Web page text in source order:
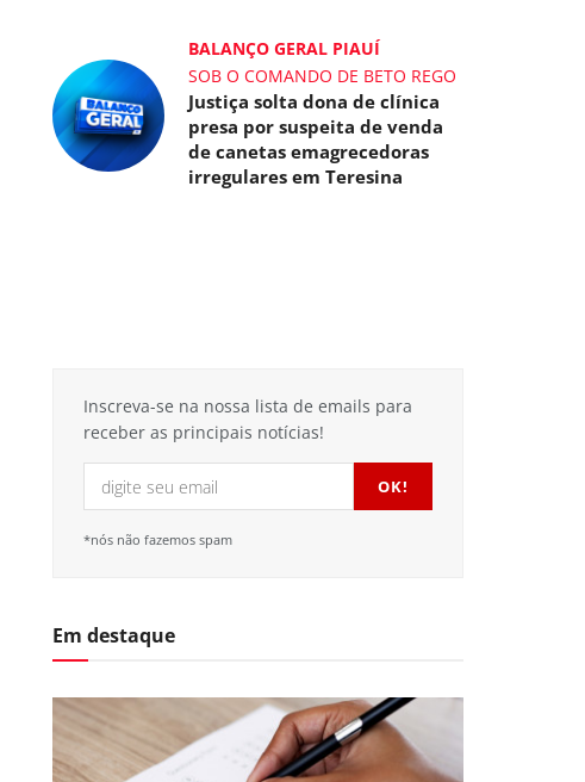
BALANÇO GERAL PIAUÍ
SOB O COMANDO DE BETO REGO
Justiça solta dona de clínica
presa por suspeita de venda
de canetas emagrecedoras
irregulares em Teresina
Inscreva-se na nossa lista de emails para
receber as principais notícias!
*nós não fazemos spam
Em destaque